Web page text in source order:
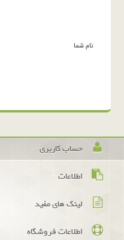
نام شما
حساب کاربری
اطلاعات
لینک های مفید
اطلاعات فروشگاه